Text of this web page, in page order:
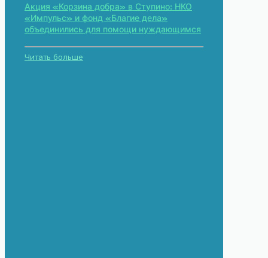
Акция «Корзина добра» в Ступино: НКО
«Импульс» и фонд «Благие дела»
объединились для помощи нуждающимся
Читать больше